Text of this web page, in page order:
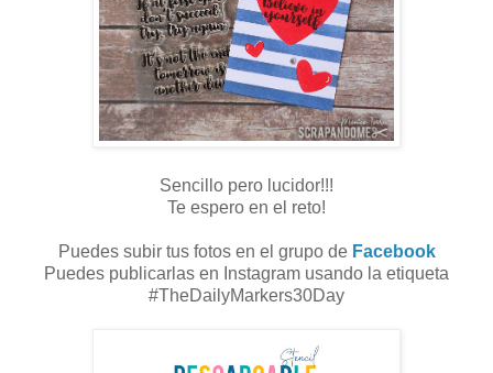
Sencillo pero lucidor!!!
Te espero en el reto!
Puedes subir tus fotos en el grupo de Facebook
Puedes publicarlas en Instagram usando la etiqueta
#TheDailyMarkers30Day